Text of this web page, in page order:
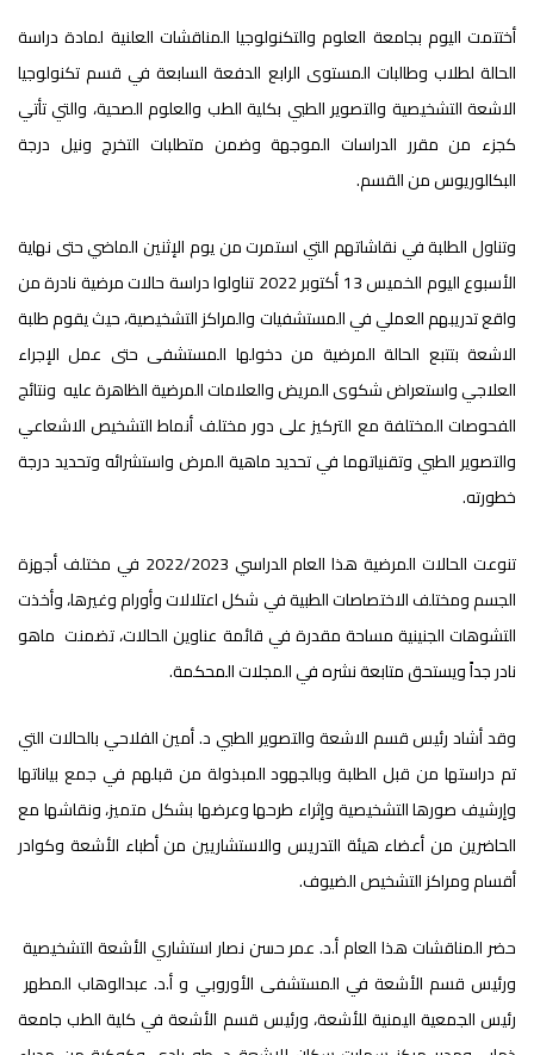
أختتمت اليوم بجامعة العلوم والتكنولوجيا المناقشات العلنية لمادة دراسة
الحالة لطلاب وطالبات المستوى الرابع الدفعة السابعة في قسم تكنولوجيا
الاشعة التشخيصية والتصوير الطبي بكلية الطب والعلوم الصحية، والتي تأتي
كجزء من مقرر الدراسات الموجهة وضمن متطلبات التخرج ونيل درجة
البكالوريوس من القسم.
وتناول الطلبة في نقاشاتهم التي استمرت من يوم الإثنين الماضي حتى نهاية
الأسبوع اليوم الخميس 13 أكتوبر 2022 تناولوا دراسة حالات مرضية نادرة من
واقع تدريبهم العملي في المستشفيات والمراكز التشخيصية، حيث يقوم طلبة
الاشعة بتتبع الحالة المرضية من دخولها المستشفى حتى عمل الإجراء
العلاجي واستعراض شكوى المريض والعلامات المرضية الظاهرة عليه ونتائج
الفحوصات المختلفة مع التركيز على دور مختلف أنماط التشخيص الاشعاعي
والتصوير الطبي وتقنياتهما في تحديد ماهية المرض واستشرائه وتحديد درجة
خطورته.
تنوعت الحالات المرضية هذا العام الدراسي 2022/2023 في مختلف أجهزة
الجسم ومختلف الاختصاصات الطبية في شكل اعتلالات وأورام وغيرها، وأخذت
التشوهات الجنينية مساحة مقدرة في قائمة عناوين الحالات، تضمنت ماهو
نادر جداً ويستحق متابعة نشره في المجلات المحكمة.
وقد أشاد رئيس قسم الاشعة والتصوير الطبي د. أمين الفلاحي بالحالات التي
تم دراستها من قبل الطلبة وبالجهود المبذولة من قبلهم في جمع بياناتها
وإرشيف صورها التشخيصية وإثراء طرحها وعرضها بشكل متميز، ونقاشها مع
الحاضرين من أعضاء هيئة التدريس والاستشاريين من أطباء الأشعة وكوادر
أقسام ومراكز التشخيص الضيوف.
حضر المناقشات هذا العام أ.د. عمر حسن نصار استشاري الأشعة التشخيصية
ورئيس قسم الأشعة في المستشفى الأوروبي و أ.د. عبدالوهاب المطهر
رئيس الجمعية اليمنية للأشعة، ورئيس قسم الأشعة في كلية الطب جامعة